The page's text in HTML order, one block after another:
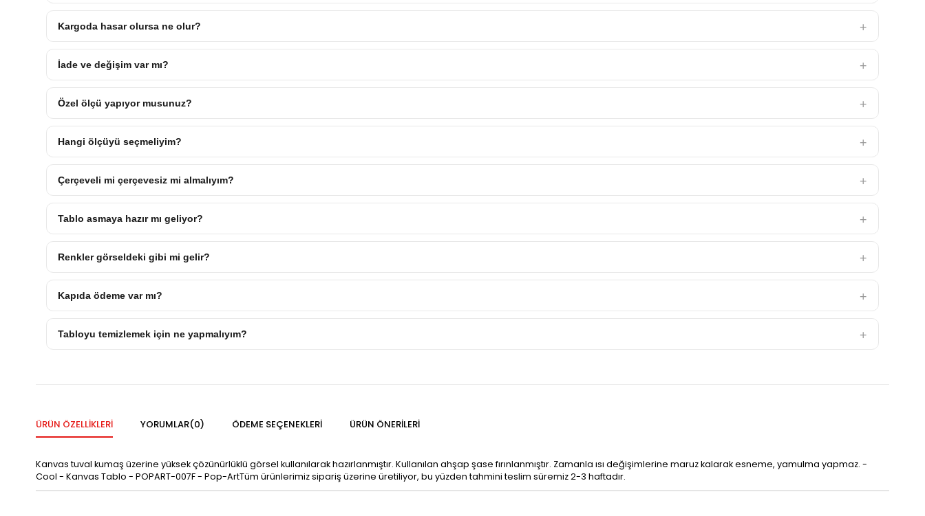
Kargoda hasar olursa ne olur?
İade ve değişim var mı?
Özel ölçü yapıyor musunuz?
Hangi ölçüyü seçmeliyim?
Çerçeveli mi çerçevesiz mi almalıyım?
Tablo asmaya hazır mı geliyor?
Renkler görseldeki gibi mi gelir?
Kapıda ödeme var mı?
Tabloyu temizlemek için ne yapmalıyım?
ÜRÜN ÖZELLIKLERI YORUMLAR(0) ÖDEME SEÇENEKLERI ÜRÜN ÖNERILERI
Kanvas tuval kumaş üzerine yüksek çözünürlüklü görsel kullanılarak hazırlanmıştır. Kullanılan ahşap şase fırınlanmıştır. Zamanla ısı değişimlerine maruz kalarak esneme, yamulma yapmaz. -
Cool - Kanvas Tablo - POPART-007F - Pop-ArtTüm ürünlerimiz sipariş üzerine üretiliyor, bu yüzden tahmini teslim süremiz 2-3 haftadır.